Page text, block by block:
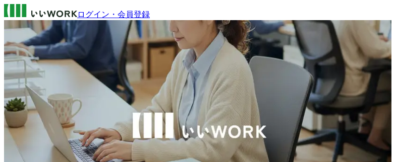
ログイン・会員登録